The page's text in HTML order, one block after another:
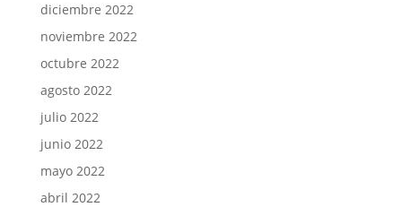
diciembre 2022
noviembre 2022
octubre 2022
agosto 2022
julio 2022
junio 2022
mayo 2022
abril 2022